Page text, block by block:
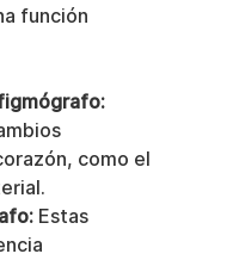
función
como el
Estas